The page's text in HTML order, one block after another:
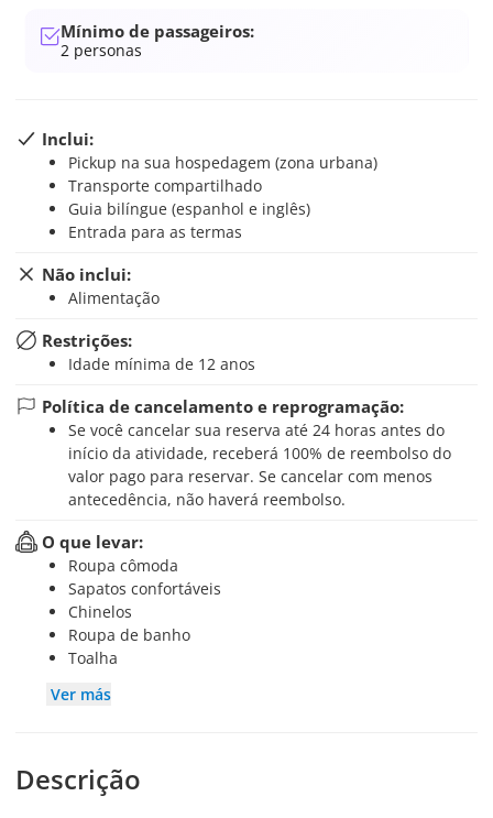
Mínimo de passageiros:
2 personas
Inclui:
Pickup na sua hospedagem (zona urbana)
Transporte compartilhado
Guia bilíngue (espanhol e inglês)
Entrada para as termas
Não inclui:
Alimentação
Restrições:
Idade mínima de 12 anos
Política de cancelamento e reprogramação:
Se você cancelar sua reserva até 24 horas antes do
início da atividade, receberá 100% de reembolso do
valor pago para reservar. Se cancelar com menos
antecedência, não haverá reembolso.
O que levar:
Roupa cômoda
Sapatos confortáveis
Chinelos
Roupa de banho
Toalha
Ver más
Descrição